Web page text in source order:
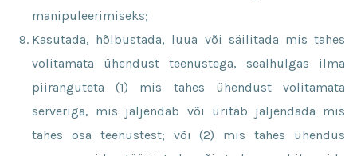
manipuleerimiseks;
Kasutada, hõlbustada, luua või säilitada mis tahes
volitamata ühendust teenustega, sealhulgas ilma
piiranguteta (1) mis tahes ühendust volitamata
serveriga, mis jäljendab või üritab jäljendada mis
tahes osa teenustest; või (2) mis tahes ühendus